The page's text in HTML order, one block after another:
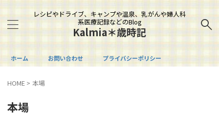
レシピやドライブ、キャンプや温泉、乳がんや婦人科
系医療記録などのBlog
Kalmia＊歳時記
ホーム お問い合わせ プライバシーポリシー
HOME > 本場
本場